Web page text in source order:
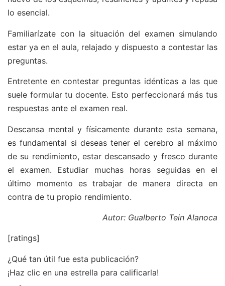
lo esencial.
Familiarízate con la situación del examen simulando
estar ya en el aula, relajado y dispuesto a contestar las
preguntas.
Entretente en contestar preguntas idénticas a las que
suele formular tu docente. Esto perfeccionará más tus
respuestas ante el examen real.
Descansa mental y físicamente durante esta semana,
es fundamental si deseas tener el cerebro al máximo
de su rendimiento, estar descansado y fresco durante
el examen. Estudiar muchas horas seguidas en el
último momento es trabajar de manera directa en
contra de tu propio rendimiento.
Autor: Gualberto Tein Alanoca
[ratings]
¿Qué tan útil fue esta publicación?
¡Haz clic en una estrella para calificarla!